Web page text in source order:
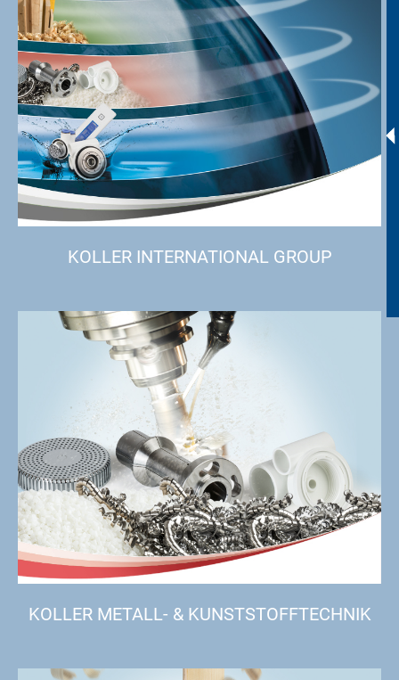
KOLLER INTERNATIONAL GROUP
KOLLER METALL- & KUNSTSTOFFTECHNIK